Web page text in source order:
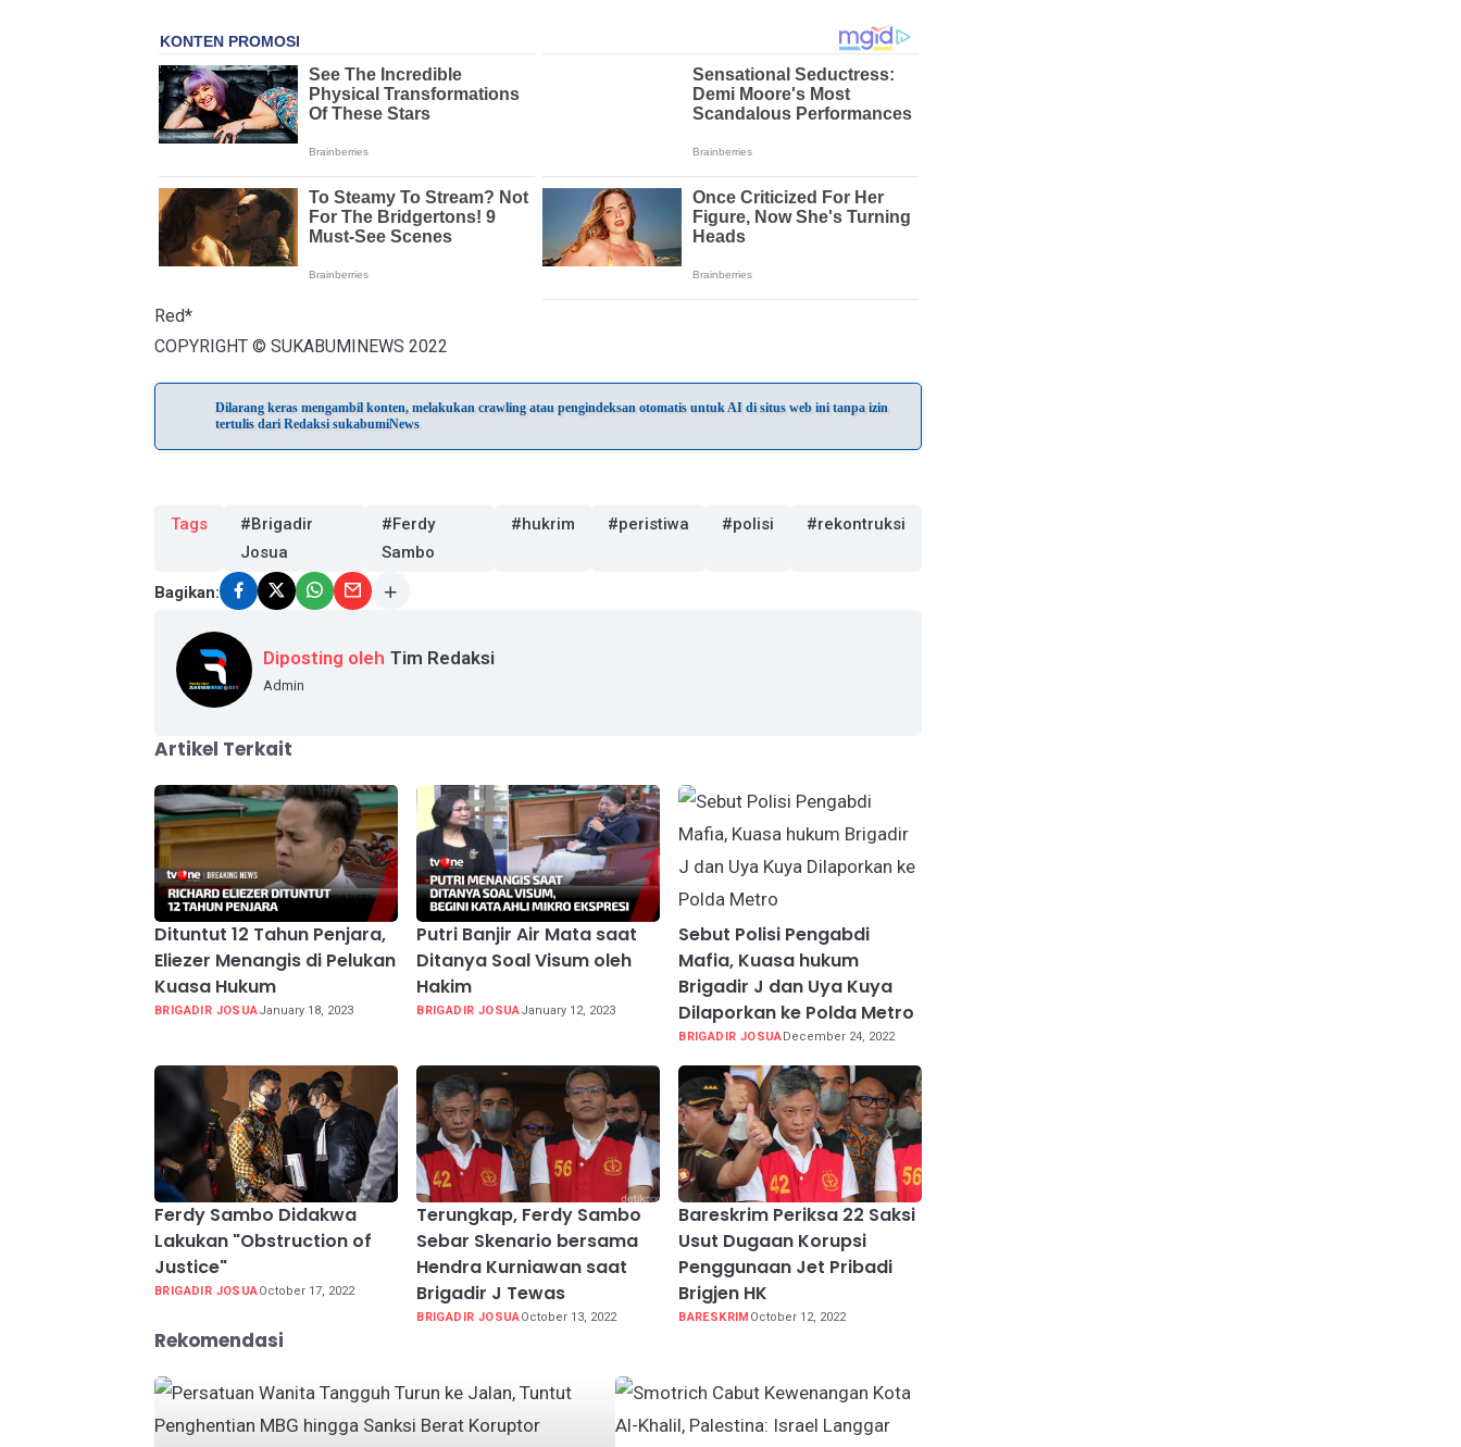
Red*
COPYRIGHT © SUKABUMINEWS 2022
Dilarang keras mengambil konten, melakukan crawling atau pengindeksan otomatis untuk AI di situs web ini tanpa izin
tertulis dari Redaksi sukabumiNews
Tags
#Brigadir
Josua
#Ferdy
Sambo
#hukrim #peristiwa #polisi #rekontruksi
Bagikan:
Diposting oleh Tim Redaksi
Admin
Artikel Terkait
Dituntut 12 Tahun Penjara,
Eliezer Menangis di Pelukan
Kuasa Hukum
BRIGADIR JOSUAJanuary 18, 2023
Putri Banjir Air Mata saat
Ditanya Soal Visum oleh
Hakim
BRIGADIR JOSUAJanuary 12, 2023
Sebut Polisi Pengabdi
Mafia, Kuasa hukum
Brigadir J dan Uya Kuya
Dilaporkan ke Polda Metro
BRIGADIR JOSUA December 24, 2022
Ferdy Sambo Didakwa
Lakukan "Obstruction of
Justice"
BRIGADIR JOSUAOctober 17, 2022
Terungkap, Ferdy Sambo
Sebar Skenario bersama
Hendra Kurniawan saat
Brigadir J Tewas
BRIGADIR JOSUAOctober 13, 2022
Bareskrim Periksa 22 Saksi
Usut Dugaan Korupsi
Penggunaan Jet Pribadi
Brigjen HK
BARESKRIM October 12, 2022
Rekomendasi